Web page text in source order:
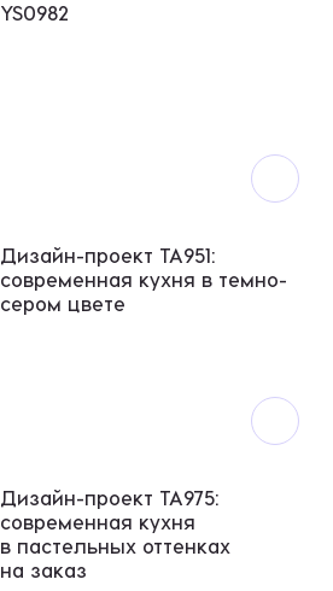
YS0982
Дизайн-проект ТА951:
современная кухня в темно-
сером цвете
Дизайн-проект ТА975:
современная кухня
в пастельных оттенках
на заказ